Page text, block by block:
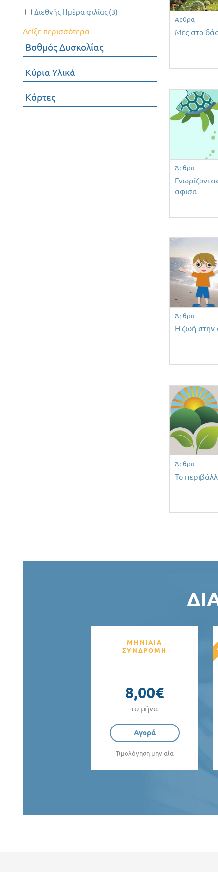
με
filter
Γης
Οικογένειας
Apply Διεθνής Ημέρα φιλίας filter
Διεθνής Ημέρα φιλίας (3)
filter
Δείξε περισσότερα
Βαθμός Δυσκολίας
Κύρια Υλικά
Κάρτες
Άρθρα
Μες στο
Άρθρα
αφισα
Άρθρα
Η ζωή στην
Άρθρα
To
ΜΗΝΙΑΙΑ
ΣΥΝΔΡΟΜΗ
8,00€
το μήνα
Αγορά
Τιμολόγηση μηνιαία